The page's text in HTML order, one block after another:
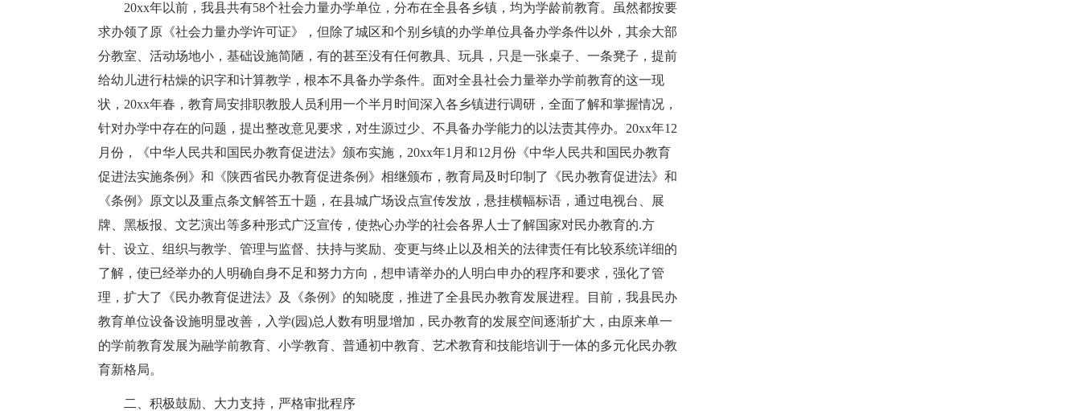
20xx年以前，我县共有58个社会力量办学单位，分布在全县各乡镇，均为学龄前教育。虽然都按要
求办领了原《社会力量办学许可证》，但除了城区和个别乡镇的办学单位具备办学条件以外，其余大部
分教室、活动场地小，基础设施简陋，有的甚至没有任何教具、玩具，只是一张桌子、一条凳子，提前
给幼儿进行枯燥的识字和计算教学，根本不具备办学条件。面对全县社会力量举办学前教育的这一现
状，20xx年春，教育局安排职教股人员利用一个半月时间深入各乡镇进行调研，全面了解和掌握情况，
针对办学中存在的问题，提出整改意见要求，对生源过少、不具备办学能力的以法责其停办。20xx年12
月份，《中华人民共和国民办教育促进法》颁布实施，20xx年1月和12月份《中华人民共和国民办教育
促进法实施条例》和《陕西省民办教育促进条例》相继颁布，教育局及时印制了《民办教育促进法》和
《条例》原文以及重点条文解答五十题，在县城广场设点宣传发放，悬挂横幅标语，通过电视台、展
牌、黑板报、文艺演出等多种形式广泛宣传，使热心办学的社会各界人士了解国家对民办教育的.方
针、设立、组织与教学、管理与监督、扶持与奖励、变更与终止以及相关的法律责任有比较系统详细的
了解，使已经举办的人明确自身不足和努力方向，想申请举办的人明白申办的程序和要求，强化了管
理，扩大了《民办教育促进法》及《条例》的知晓度，推进了全县民办教育发展进程。目前，我县民办
教育单位设备设施明显改善，入学(园)总人数有明显增加，民办教育的发展空间逐渐扩大，由原来单一
的学前教育发展为融学前教育、小学教育、普通初中教育、艺术教育和技能培训于一体的多元化民办教
育新格局。
二、积极鼓励、大力支持，严格审批程序